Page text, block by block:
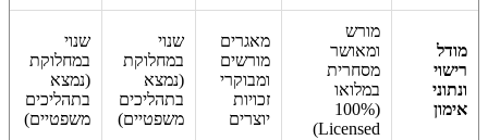
מודל
רישוי
ונתוני
אימון
מורש
ומאושר
מסחרית
במלואו
(100%
Licensed)
מאגרים
מורשים
ומבוקרי
זכויות
יוצרים
שנוי
במחלוקת
(נמצא
בתהליכים
משפטיים)
שנוי
במחלוקת
(נמצא
בתהליכים
משפטיים)